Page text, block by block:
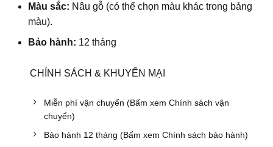
Màu sắc: Nâu gỗ (có thể chọn màu khác trong bảng
màu).
Bảo hành: 12 tháng
CHÍNH SÁCH & KHUYẾN MẠI
Miễn phí vận chuyển (Bấm xem Chính sách vận
chuyển)
Bảo hành 12 tháng (Bấm xem Chính sách bảo hành)